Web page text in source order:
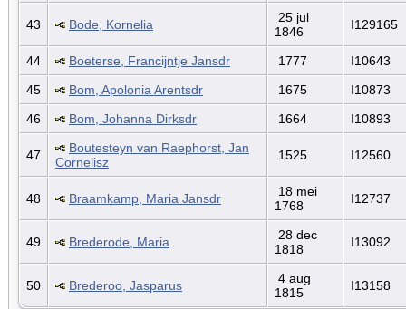
43 Bode, Kornelia
25 jul
1846
I129165
44 Boeterse, Francijntje Jansdr 1777
I10643
45
Bom, Apolonia Arentsdr 1675
I10873
46
Bom, Johanna Dirksdr 1664 I10893
47
Boutesteyn van Raephorst, Jan
Cornelisz
1525 I12560
48 Braamkamp, Maria Jansdr
18 mei
1768
I12737
49 Brederode, Maria
28 dec
1818
I13092
50 Brederoo, Jasparus
4 aug
1815
I13158